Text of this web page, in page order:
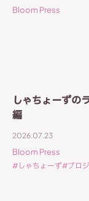
Bloom Press
しゃちょーずの
編
2026.07.23
Bloom Press
しゃちょーず プロ